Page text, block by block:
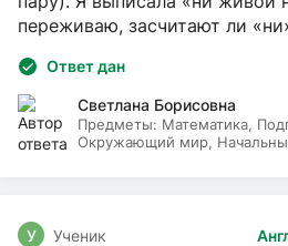
переживаю, засчитают ли
Ответ дан
Светлана Борисовна
Предметы: Математика,
Окружающий мир,
У Ученик